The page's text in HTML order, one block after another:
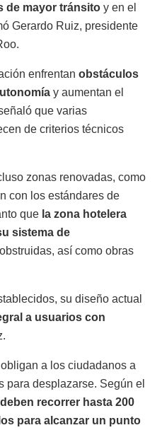
de mayor tránsito y en el
Gerardo Ruiz, presidente
enfrentan obstáculos
y aumentan el
que varias
de criterios técnicos
zonas renovadas, como
con los estándares de
que la zona hotelera
sistema de
así como obras
su diseño actual
a usuarios con
a los ciudadanos a
para desplazarse. Según el
recorrer hasta 200
para alcanzar un punto